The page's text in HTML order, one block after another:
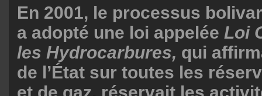
En 2001, le processus
a adopté une loi appelée Loi
les Hydrocarbures, qui
de l’État sur toutes les